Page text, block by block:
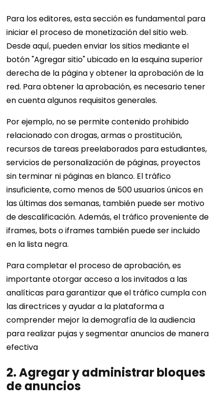
Para los editores, esta sección es fundamental para
iniciar el proceso de monetización del sitio web.
Desde aquí, pueden enviar los sitios mediante el
botón "Agregar sitio" ubicado en la esquina superior
derecha de la página y obtener la aprobación de la
red. Para obtener la aprobación, es necesario tener
en cuenta algunos requisitos generales.
Por ejemplo, no se permite contenido prohibido
relacionado con drogas, armas o prostitución,
recursos de tareas preelaborados para estudiantes,
servicios de personalización de páginas, proyectos
sin terminar ni páginas en blanco. El tráfico
insuficiente, como menos de 500 usuarios únicos en
las últimas dos semanas, también puede ser motivo
de descalificación. Además, el tráfico proveniente de
iframes, bots o iframes también puede ser incluido
en la lista negra.
Para completar el proceso de aprobación, es
importante otorgar acceso a los invitados a las
analíticas para garantizar que el tráfico cumpla con
las directrices y ayudar a la plataforma a
comprender mejor la demografía de la audiencia
para realizar pujas y segmentar anuncios de manera
efectiva
2.Agregar y administrar bloques
de anuncios